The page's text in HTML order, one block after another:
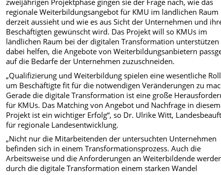
zweijährigen Projektphase gingen sie der Frage nach, wie das
regionale Weiterbildungsangebot für KMU im ländlichen Raum
derzeit aussieht und wie es aus Sicht der Unternehmen und
Beschäftigten gewünscht wird. Das Projekt will so KMUs im
ländlichen Raum bei der digitalen Transformation
dabei helfen, die Angebote von Weiterbildungsanbietern
auf die Bedarfe der Unternehmen zuzuschneiden.
„Qualifizierung und Weiterbildung spielen eine wesentliche
um Beschäftigte fit für die notwendigen Veränderungen zu
Gerade die digitale Transformation ist eine große
für KMUs. Das Matching von Angebot und Nachfrage in diesem
Projekt ist ein wichtiger Erfolg“, so Dr. Ulrike Witt,
für regionale Landesentwicklung.
„Nicht nur die Mitarbeitenden der untersuchten Unternehmen
befinden sich in einem Transformationsprozess. Auch die
Arbeitsweise und die Anforderungen an Weiterbildende
durch die digitale Transformation einem starken Wandel